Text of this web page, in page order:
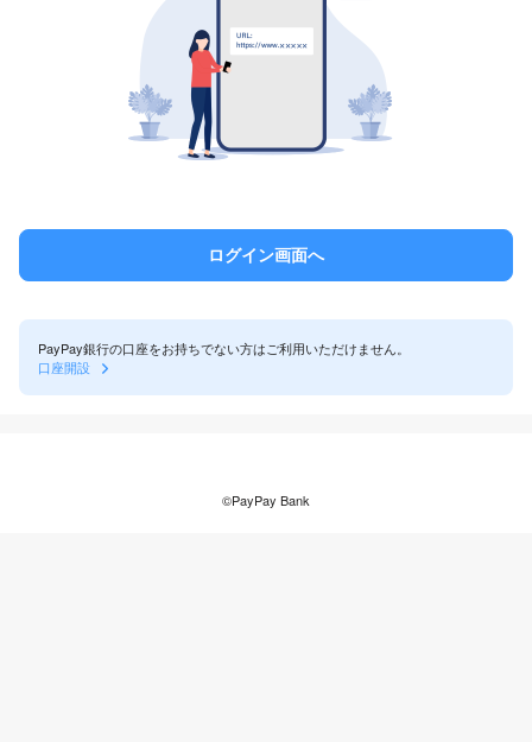
PayPay銀行の口座をお持ちでない方はご利用いただけません。
口座開設
©PayPay Bank